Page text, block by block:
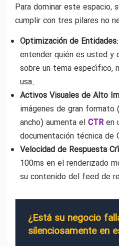
Para dominar este espacio,
cumplir con tres pilares no
Optimización de Entidades:
entender quién es usted y
sobre un tema específico,
usa.
Activos Visuales de Alto
imágenes de gran formato
ancho) aumenta el CTRen
documentación técnica de
Velocidad de Respuesta
100ms en el renderizado
su contenido del feed de
¿Está su negocio
silenciosamente en